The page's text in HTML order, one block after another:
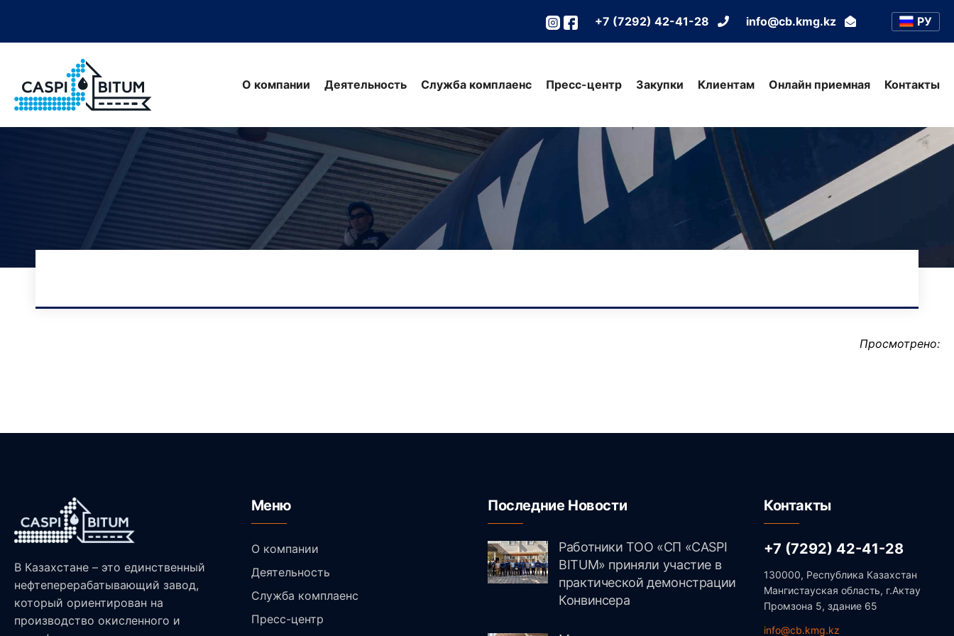
+7 (7292) 42-41-28 info@cb.kmg.kz РУ
О компании Деятельность Служба комплаенс Пресс-центр Закупки Клиентам Онлайн приемная Контакты
Просмотрено:
В Казахстане – это единственный
нефтеперерабатывающий завод,
который ориентирован на
производство окисленного и
Меню
О компании
Деятельность
Служба комплаенс
Пресс-центр
Последние Новости
Работники ТОО «СП «CASPI
BITUM» приняли участие в
практической демонстрации
Конвинсера
Контакты
+7 (7292) 42-41-28
130000, Республика Казахстан
Мангистауская область, г.Актау
Промзона 5, здание 65
info@cb.kmg.kz